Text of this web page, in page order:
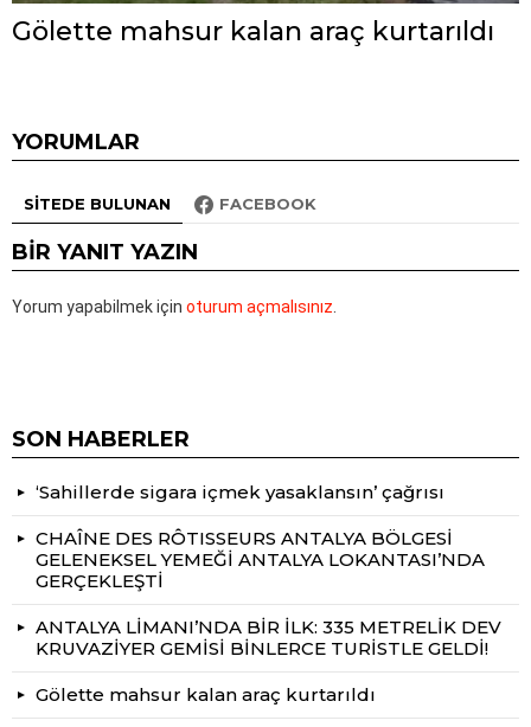
Gölette mahsur kalan araç kurtarıldı
YORUMLAR
SITEDE BULUNAN FACEBOOK
BIR YANIT YAZIN
Yorum yapabilmek için oturum açmalısınız
SON HABERLER
‘Sahillerde sigara içmek yasaklansın’ çağrısı
CHAÎNE DES RÔTISSEURS ANTALYA BÖLGESİ
GELENEKSEL YEMEĞİ ANTALYA LOKANTASI’NDA
GERÇEKLEŞTİ
ANTALYA LİMANI’NDA BİR İLK: 335 METRELİK DEV
KRUVAZİYER GEMİSİ BİNLERCE TURİSTLE GELDİ!
Gölette mahsur kalan araç kurtarıldı